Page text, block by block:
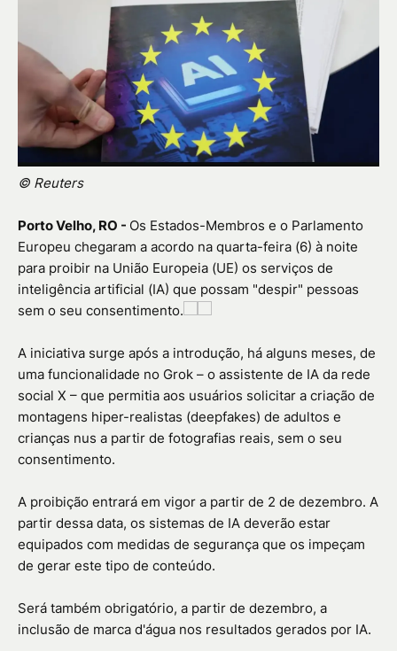
© Reuters
Porto Velho, RO - Os Estados-Membros e o Parlamento
Europeu chegaram a acordo na quarta-feira (6) à noite
para proibir na União Europeia (UE) os serviços de
inteligência artificial (IA) que possam "despir" pessoas
sem o seu consentimento.
A iniciativa surge após a introdução, há alguns meses, de
uma funcionalidade no Grok – o assistente de IA da rede
social X – que permitia aos usuários solicitar a criação de
montagens hiper-realistas (deepfakes) de adultos e
crianças nus a partir de fotografias reais, sem o seu
consentimento.
A proibição entrará em vigor a partir de 2 de dezembro. A
partir dessa data, os sistemas de IA deverão estar
equipados com medidas de segurança que os impeçam
de gerar este tipo de conteúdo.
Será também obrigatório, a partir de dezembro, a
inclusão de marca d'água nos resultados gerados por IA.